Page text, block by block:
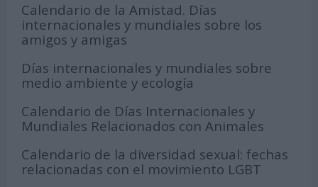
Calendario de la Amistad. Días
internacionales y mundiales sobre los
amigos y amigas
Días internacionales y mundiales sobre
medio ambiente y ecología
Calendario de Días Internacionales y
Mundiales Relacionados con Animales
Calendario de la diversidad sexual: fechas
relacionadas con el movimiento LGBT